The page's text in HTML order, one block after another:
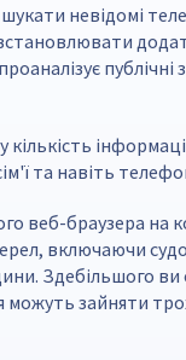
невідомі
та навіть
веб-браузера на
включаючи
Здебільшого ви
можуть зайняти